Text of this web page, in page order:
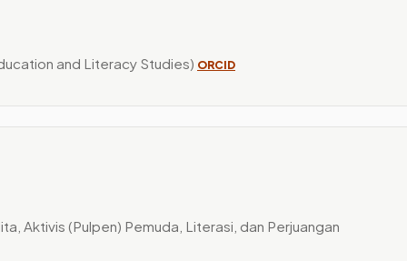
and Literacy Studies) ORCID
Aktivis (Pulpen) Pemuda, Literasi, dan Perjuangan